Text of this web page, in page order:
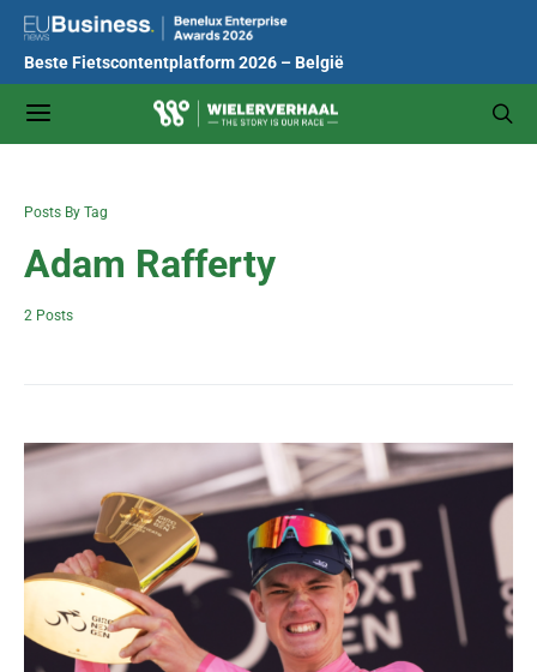
Beste Fietscontentplatform 2026 – België
Posts By Tag
Adam Rafferty
2 Posts